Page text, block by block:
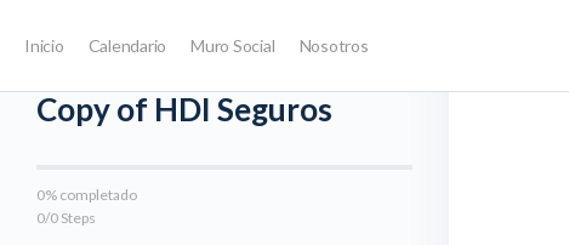
Inicio Calendario Muro Social Nosotros
Volver al Curso
Copy of HDI Seguros
0% completado
0/0 Steps